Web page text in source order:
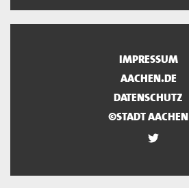
IMPRESSUM
AACHEN.DE
DATENSCHUTZ
©STADT AACHEN